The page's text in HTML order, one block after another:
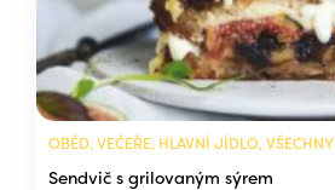
OBĚD, VEČEŘE, HLAVNÍ JÍDLO, VŠECHNY
Sendvič s grilovaným sýrem